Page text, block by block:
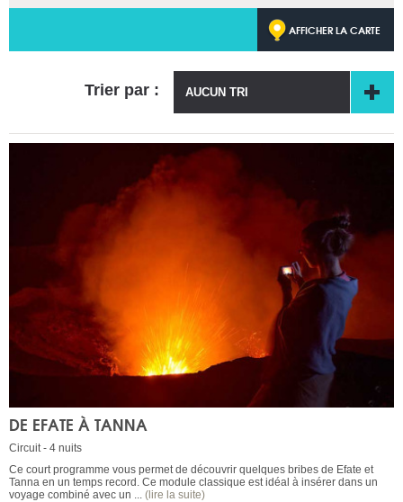
AFFICHER LA CARTE
Trier par : AUCUN TRI
DE EFATE À TANNA
Circuit - 4 nuits
Ce court programme vous permet de découvrir quelques bribes de Efate et
Tanna en un temps record. Ce module classique est idéal à insérer dans un
voyage combiné avec un ... (lire la suite)